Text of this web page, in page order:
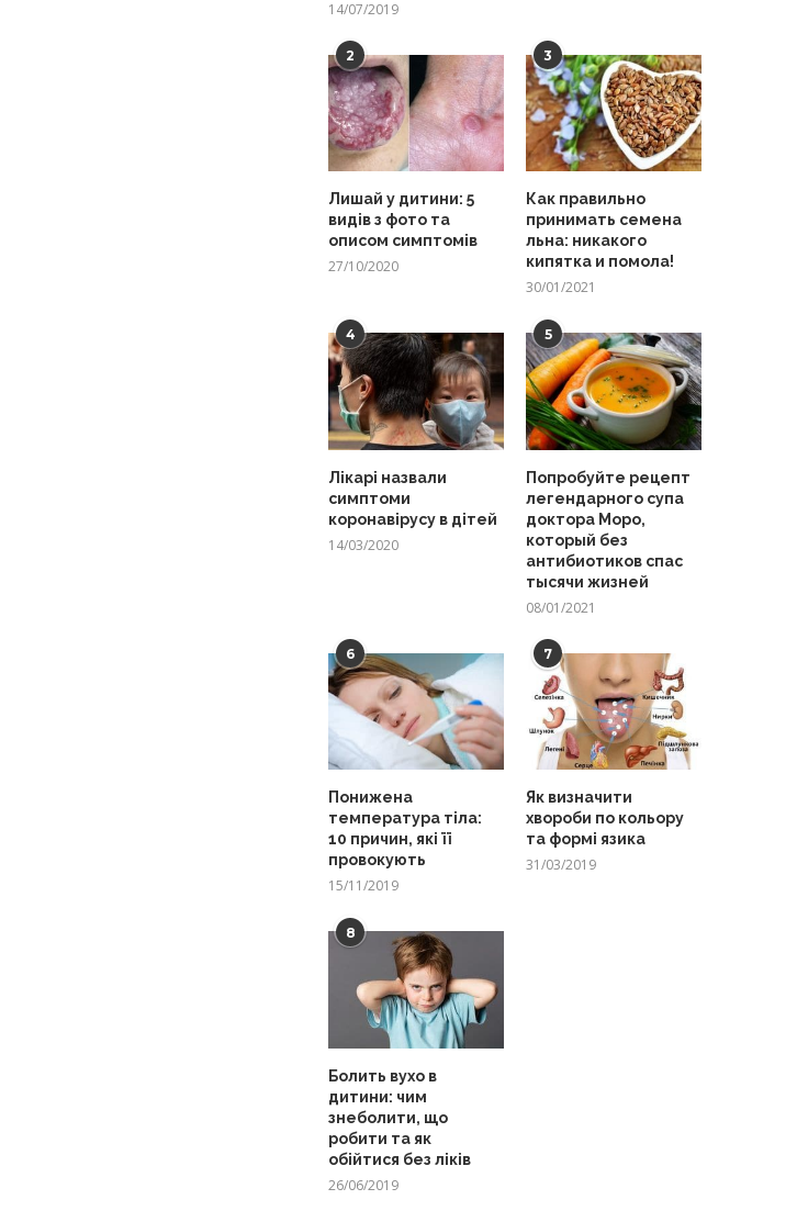
14/07/2019
2
Лишай у дитини: 5
видів з фото та
описом симптомів
27/10/2020
3
Как правильно
принимать семена
льна: никакого
кипятка и помола!
30/01/2021
4
Лікарі назвали
симптоми
коронавірусу в дітей
14/03/2020
5
Попробуйте рецепт
легендарного супа
доктора Моро,
который без
антибиотиков спас
тысячи жизней
08/01/2021
6
Понижена
температура тіла:
10 причин, які її
провокують
15/11/2019
7
Як визначити
хвороби по кольору
та формі язика
31/03/2019
8
Болить вухо в
дитини: чим
знеболити, що
робити та як
обійтися без ліків
26/06/2019